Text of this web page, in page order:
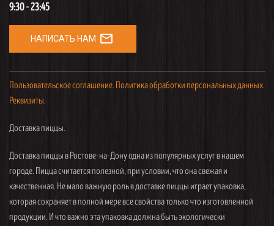
9:30 - 23:45
НАПИСАТЬ НАМ mail_outline
Пользовательское соглашение. Политика обработки персональных данных.
Реквизиты.
Доставка пиццы.
Доставка пиццы в Ростове-на-Дону одна из популярных услуг в нашем
городе. Пицца считается полезной, при условии, что она свежая и
качественная. Не мало важную роль в доставке пиццы играет упаковка,
которая сохраняет в полной мере все свойства только что изготовленной
продукции. И что важно эта упаковка должна быть экологически